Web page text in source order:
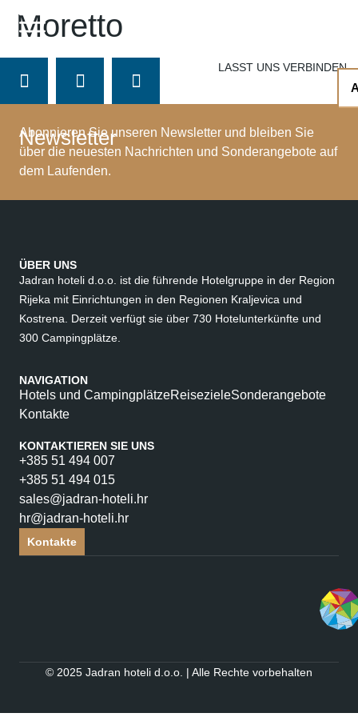
Moretto
LASST UNS VERBINDEN
Newsletter
Abonnieren Sie unseren Newsletter und bleiben Sie
über die neuesten Nachrichten und Sonderangebote auf
dem Laufenden.
ÜBER UNS
Jadran hoteli d.o.o. ist die führende Hotelgruppe in der Region
Rijeka mit Einrichtungen in den Regionen Kraljevica und
Kostrena. Derzeit verfügt sie über 730 Hotelunterkünfte und
300 Campingplätze.
NAVIGATION
Hotels und CampingplätzeReisezieleSonderangebote
Kontakte
KONTAKTIEREN SIE UNS
+385 51 494 007
+385 51 494 015
sales@jadran-hoteli.hr
hr@jadran-hoteli.hr
Kontakte
© 2025 Jadran hoteli d.o.o. | Alle Rechte vorbehalten